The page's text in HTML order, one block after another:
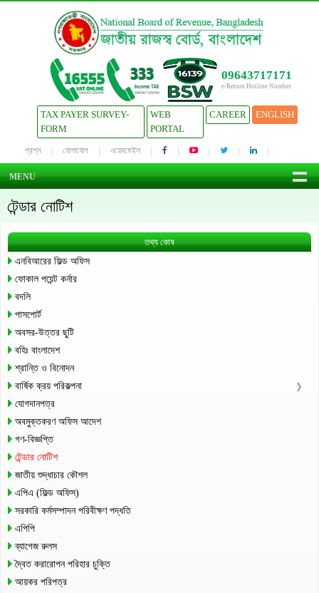
09643717171
e-Return Hotline Number
TAX PAYER SURVEY-
FORM
WEB
PORTAL
CAREER ENGLISH
প্রশ্ন যোগাযোগ ওয়েবমেইল
MENU
টেন্ডার নোটিশ
তথ্য কোষ
এনবিআরের ফিল্ড অফিস
ফোকাল পয়েন্ট কর্নার
বদলি
পাসপোর্ট
অবসর-উত্তর ছুটি
বহিঃ বাংলাদেশ
শ্রান্তি ও বিনোদন
বার্ষিক ক্রয় পরিকল্পনা
যোগদানপত্র
অবমুক্তকরণ অফিস আদেশ
গণ-বিজ্ঞপ্তি
টেন্ডার নোটিশ
জাতীয় শুদ্ধাচার কৌশল
এপিএ (ফিল্ড অফিস)
সরকারি কর্মসম্পাদন পরিবীক্ষণ পদ্ধতি
এপিপি
ব্যাগেজ রুলস
দ্বৈত করারোপন পরিহার চুক্তি
আয়কর পরিপত্র